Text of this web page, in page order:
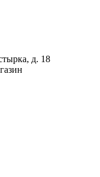
д. 18